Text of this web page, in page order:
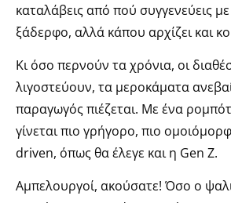
καταλάβεις από πού συγγενεύεις
ξάδερφο, αλλά κάπου αρχίζει και
Κι όσο περνούν τα χρόνια, οι
λιγοστεύουν, τα μεροκάματα
παραγωγός πιέζεται. Με ένα
γίνεται πιο γρήγορο, πιο
driven, όπως θα έλεγε και η Gen Z.
Αμπελουργοί, ακούσατε! Όσο ο